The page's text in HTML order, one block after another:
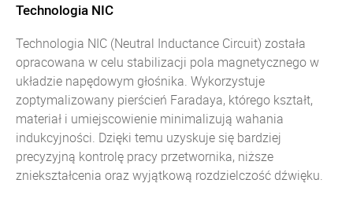
Technologia NIC
Technologia NIC (Neutral Inductance Circuit) została
opracowana w celu stabilizacji pola magnetycznego w
układzie napędowym głośnika. Wykorzystuje
zoptymalizowany pierścień Faradaya, którego kształt,
materiał i umiejscowienie minimalizują wahania
indukcyjności. Dzięki temu uzyskuje się bardziej
precyzyjną kontrolę pracy przetwornika, niższe
zniekształcenia oraz wyjątkową rozdzielczość dźwięku.